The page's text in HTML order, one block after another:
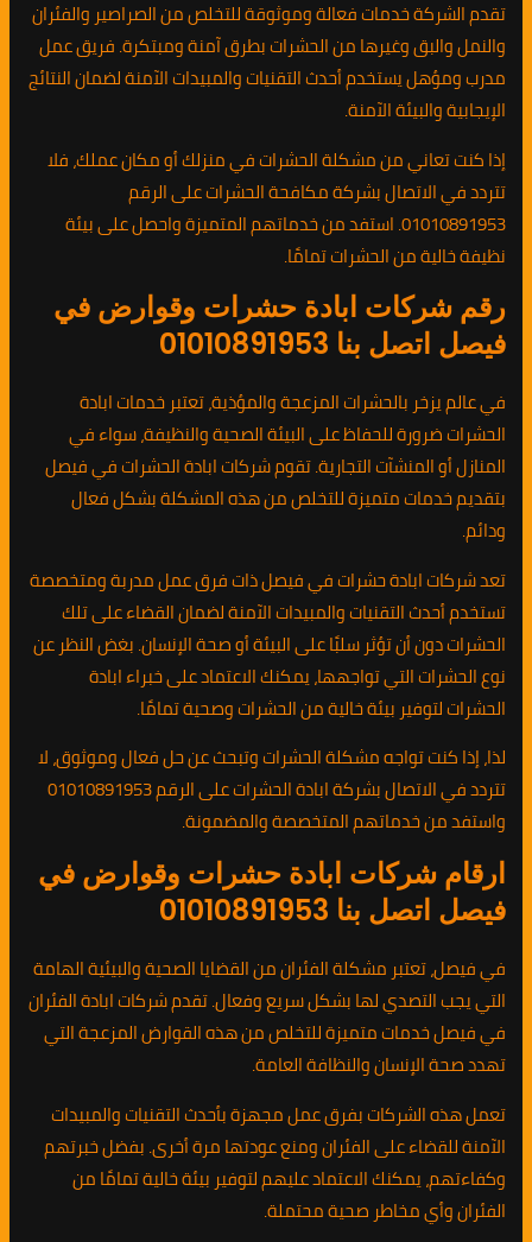
تقدم الشركة خدمات فعالة وموثوقة للتخلص من الصراصير والفئران
والنمل والبق وغيرها من الحشرات بطرق آمنة ومبتكرة. فريق عمل
مدرب ومؤهل يستخدم أحدث التقنيات والمبيدات الآمنة لضمان النتائج
الإيجابية والبيئة الآمنة.
إذا كنت تعاني من مشكلة الحشرات في منزلك أو مكان عملك، فلا
تتردد في الاتصال بشركة مكافحة الحشرات على الرقم
01010891953. استفد من خدماتهم المتميزة واحصل على بيئة
نظيفة خالية من الحشرات تمامًا.
رقم شركات ابادة حشرات وقوارض في
فيصل اتصل بنا 01010891953
في عالم يزخر بالحشرات المزعجة والمؤذية، تعتبر خدمات ابادة
الحشرات ضرورة للحفاظ على البيئة الصحية والنظيفة، سواء في
المنازل أو المنشآت التجارية. تقوم شركات ابادة الحشرات في فيصل
بتقديم خدمات متميزة للتخلص من هذه المشكلة بشكل فعال
ودائم.
تعد شركات ابادة حشرات في فيصل ذات فرق عمل مدربة ومتخصصة
تستخدم أحدث التقنيات والمبيدات الآمنة لضمان القضاء على تلك
الحشرات دون أن تؤثر سلبًا على البيئة أو صحة الإنسان. بغض النظر عن
نوع الحشرات التي تواجهها، يمكنك الاعتماد على خبراء ابادة
الحشرات لتوفير بيئة خالية من الحشرات وصحية تمامًا.
لذا، إذا كنت تواجه مشكلة الحشرات وتبحث عن حل فعال وموثوق، لا
تتردد في الاتصال بشركة ابادة الحشرات على الرقم 01010891953
واستفد من خدماتهم المتخصصة والمضمونة.
ارقام شركات ابادة حشرات وقوارض في
فيصل اتصل بنا 01010891953
في فيصل، تعتبر مشكلة الفئران من القضايا الصحية والبيئية الهامة
التي يجب التصدي لها بشكل سريع وفعال. تقدم شركات ابادة الفئران
في فيصل خدمات متميزة للتخلص من هذه القوارض المزعجة التي
تهدد صحة الإنسان والنظافة العامة.
تعمل هذه الشركات بفرق عمل مجهزة بأحدث التقنيات والمبيدات
الآمنة للقضاء على الفئران ومنع عودتها مرة أخرى. بفضل خبرتهم
وكفاءتهم، يمكنك الاعتماد عليهم لتوفير بيئة خالية تمامًا من
الفئران وأي مخاطر صحية محتملة.